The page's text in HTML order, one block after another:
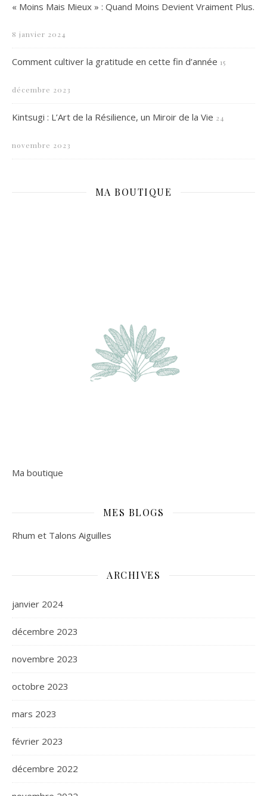
« Moins Mais Mieux » : Quand Moins Devient Vraiment Plus.
8 janvier 2024
Comment cultiver la gratitude en cette fin d’année 15
décembre 2023
Kintsugi : L’Art de la Résilience, un Miroir de la Vie 24
novembre 2023
MA BOUTIQUE
Ma boutique
MES BLOGS
Rhum et Talons Aiguilles
ARCHIVES
janvier 2024
décembre 2023
novembre 2023
octobre 2023
mars 2023
février 2023
décembre 2022